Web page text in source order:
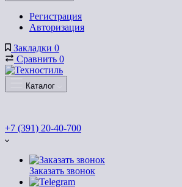
Регистрация
Авторизация
Закладки 0
Сравнить 0
Каталог
+7 (391) 20-40-700
Заказать звонок